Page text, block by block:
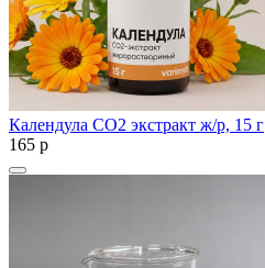
Календула СО2 экстракт ж/р, 15 г
165 p